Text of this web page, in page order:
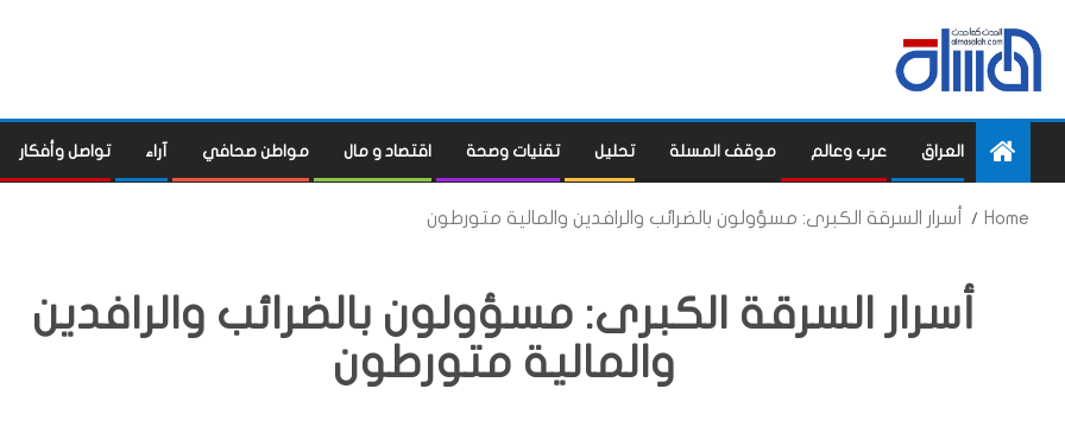
العراق عرب وعالم موقف المسلة تحليل تقنيات وصحة اقتصاد و مال مواطن صحافي آراء تواصل وأفكار
Home أسرار السرقة الكبرى: مسؤولون بالضرائب والرافدين والمالية متورطون
أسرار السرقة الكبرى: مسؤولون بالضرائب والرافدين
والمالية متورطون